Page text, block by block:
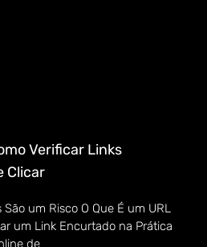
Verificar Links
Clicar
um Risco O Que É um URL
um Link Encurtado na Prática